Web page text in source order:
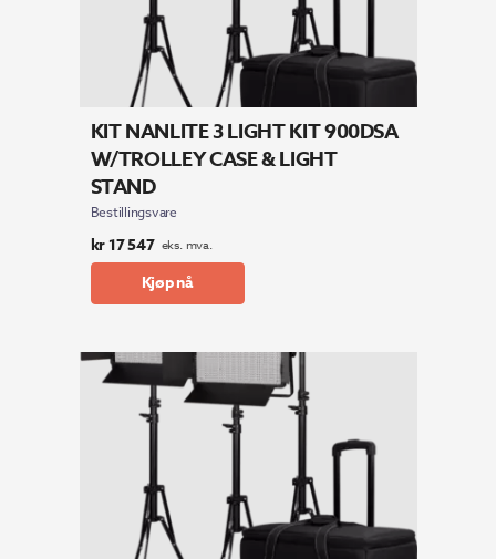
KIT NANLITE 3 LIGHT KIT 900DSA
W/TROLLEY CASE & LIGHT
STAND
Bestillingsvare
kr17 547 eks. mva.
Kjøp nå